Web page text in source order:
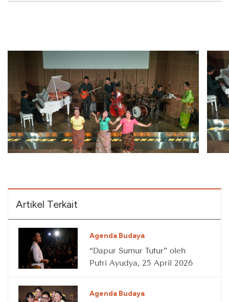
Artikel Terkait
Agenda Budaya
“Dapur Sumur Tutur” oleh
Putri Ayudya, 25 April 2026
Agenda Budaya